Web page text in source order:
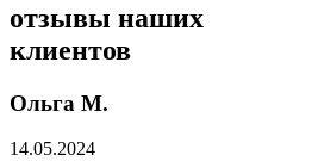
отзывы наших
клиентов
Ольга М.
14.05.2024